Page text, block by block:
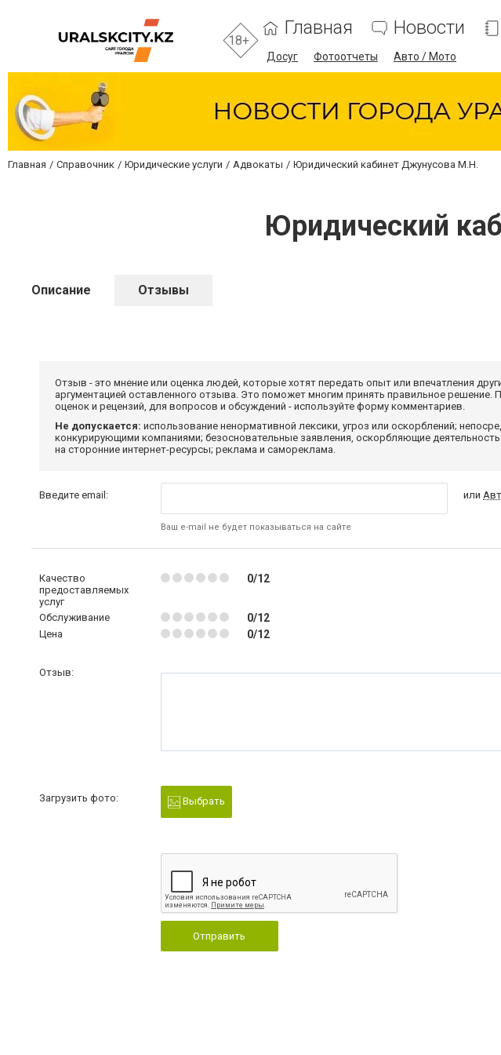
18+
Главная Новости
Досуг Фотоотчеты Авто / Мото
Главная Справочник Юридические услуги Адвокаты Юридический кабинет Джунусова М.Н.
Юридический
Описание Отзывы
Отзыв - это мнение или оценка людей, которые хотят передать опыт или впечатления
аргументацией оставленного отзыва. Это поможет многим принять правильное
оценок и рецензий, для вопросов и обсуждений - используйте форму комментариев.
Не допускается: использование ненормативной лексики, угроз или оскорблений;
конкурирующими компаниями; безосновательные заявления, оскорбляющие
на сторонние интернет-ресурсы; реклама и самореклама.
Введите email:
Ваш e-mail не будет показываться на сайте
или
Качество
предоставляемых
услуг
0/12
Обслуживание 0/12
Цена 0/12
Отзыв:
Загрузить фото: Выбрать
Отправить